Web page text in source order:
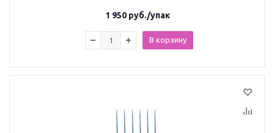
1 950руб./упак
В корзину